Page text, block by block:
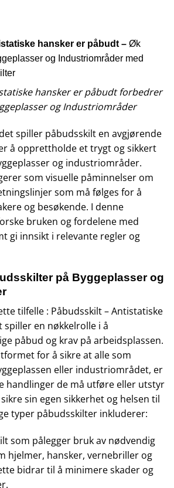
hansker er påbudt – Øk
og Industriområder med
hansker er påbudt forbedrer
og Industriområder
spiller påbudsskilt en avgjørende
å opprettholde et trygt og sikkert
og industriområder.
som visuelle påminnelser om
som må følges for å
og besøkende. I denne
bruken og fordelene med
gi innsikt i relevante regler og
på Byggeplasser og
tilfelle : Påbudsskilt – Antistatiske
spiller en nøkkelrolle i å
påbud og krav på arbeidsplassen.
for å sikre at alle som
eller industriområdet, er
handlinger de må utføre eller utstyr
sin egen sikkerhet og helsen til
typer påbudsskilter inkluderer:
som pålegger bruk av nødvendig
hjelmer, hansker, vernebriller og
bidrar til å minimere skader og